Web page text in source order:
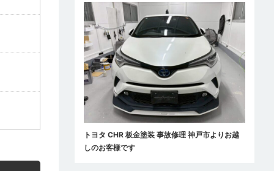
トヨタ CHR 板金塗装 事故修理 神戸市よりお越
しのお客様です